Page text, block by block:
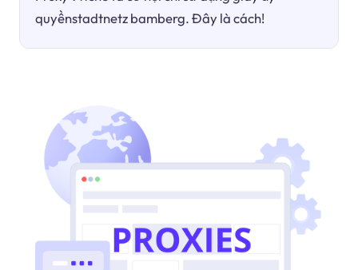
quyềnstadtnetz bamberg. Đây là cách!